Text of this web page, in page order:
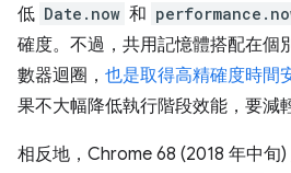
低 Date.now 和
確度。不過，共用記憶體搭配在個
數器迴圈， 也是取得高精確度時間
果不大幅降低執行階段效能，要減
相反地，Chrome 68 (2018 年中旬)